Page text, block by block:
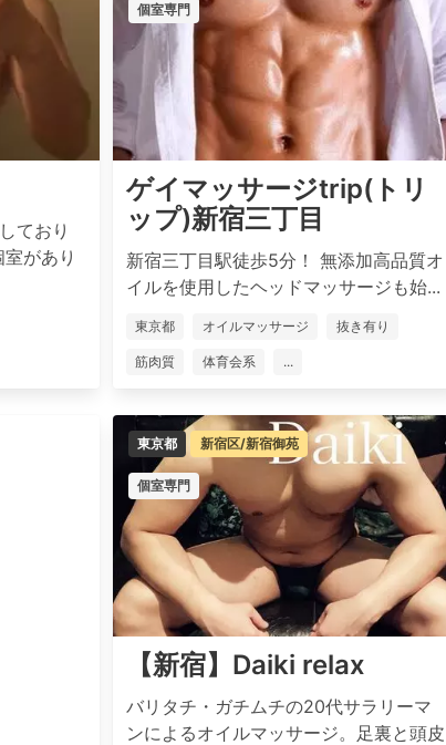
ており
があり
個室専門
ゲイマッサージtrip(トリ
ップ)新宿三丁目
新宿三丁目駅徒歩5分！ 無添加高品質オ
イルを使用したヘッドマッサージも始...
東京都 オイルマッサージ 抜き有り
筋肉質 体育会系 ...
東京都 新宿区/新宿御苑
個室専門
【新宿】Daiki relax
バリタチ・ガチムチの20代サラリーマ
ンによるオイルマッサージ。足裏と頭皮